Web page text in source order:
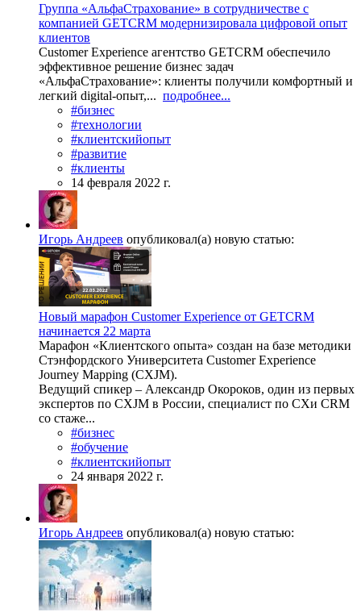
Группа «АльфаСтрахование» в сотрудничестве с
компанией GETCRM модернизировала цифровой опыт
клиентов
Customer Experience агентство GETCRM обеспечило
эффективное решение бизнес задач
«АльфаСтрахование»: клиенты получили комфортный и
легкий digital-опыт,... подробнее...
#бизнес
#технологии
#клиентскийопыт
#развитие
#клиенты
14 февраля 2022 г.
Игорь Андреев опубликовал(а) новую статью:
Новый марафон Customer Experience от GETCRM
начинается 22 марта
Марафон «Клиентского опыта» создан на базе методики
Стэнфордского Университета Customer Experience
Journey Mapping (CXJM).
Ведущий спикер – Александр Окороков, один из первых
экспертов по CXJM в России, специалист по CXи CRM
со стаже...
#бизнес
#обучение
#клиентскийопыт
24 января 2022 г.
Игорь Андреев опубликовал(а) новую статью: